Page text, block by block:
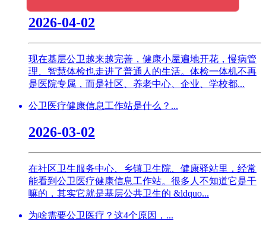
2026-04-02
现在基层公卫越来越完善，健康小屋遍地开花，慢病管
理、智慧体检也走进了普通人的生活。体检一体机不再
是医院专属，而是社区、养老中心、企业、学校都...
公卫医疗健康信息工作站是什么？...
2026-03-02
在社区卫生服务中心、乡镇卫生院、健康驿站里，经常
能看到公卫医疗健康信息工作站。很多人不知道它是干
嘛的，其实它就是基层公共卫生的 &ldquo...
为啥需要公卫医疗？这4个原因，...